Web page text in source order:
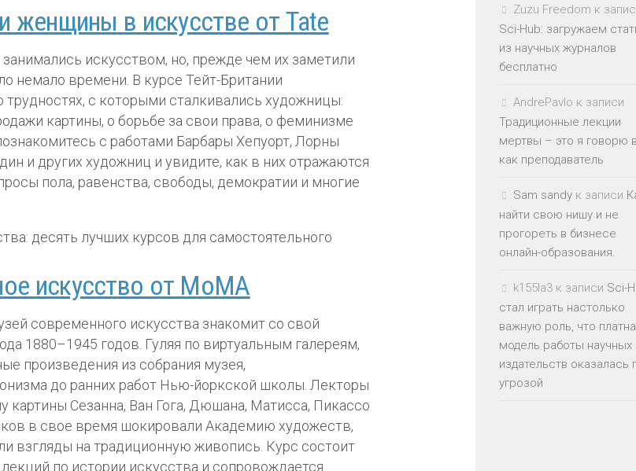
женщины в искусстве от Tate
искусством, но, прежде чем их заметили
немало времени. В курсе Тейт-Британии
трудностях, с которыми сталкивались художницы:
картины, о борьбе за свои права, о феминизме
с работами Барбары Хепуорт, Лорны
и других художниц и увидите, как в них отражаются
пола, равенства, свободы, демократии и многие
искусство от MoMA
современного искусства знакомит со свой
1880–1945 годов. Гуляя по виртуальным галереям,
произведения из собрания музея,
до ранних работ Нью-йоркской школы. Лекторы
картины Сезанна, Ван Гога, Дюшана, Матисса, Пикассо
в свое время шокировали Академию художеств,
взгляды на традиционную живопись. Курс состоит
по истории искусства и сопровождается
Zuzu Freedom к
Sci-Hub: загружаем
из научных журналов
бесплатно
AndrePavlo к записи
Традиционные лекции
мертвы – это я говорю
как преподаватель
Sam sandy к записи
найти свою нишу и не
прогореть в бизнесе
онлайн-образования.
k155la3 к записи Sci-
стал играть настолько
важную роль, что
модель работы научных
издательств оказалась
угрозой